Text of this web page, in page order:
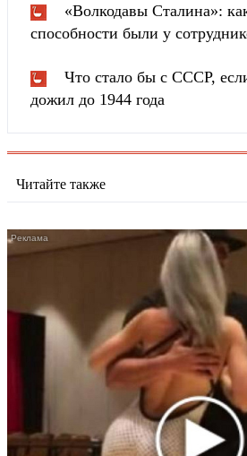
«Волкодавы Сталина»:
способности были у
Что стало бы с СССР,
дожил до 1944 года
Читайте также